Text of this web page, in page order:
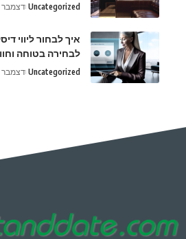
Uncategorized דצמבר 24, 2025
איך לבחור ליווי
לבחירה בטוחה
Uncategorized דצמבר 24, 2025